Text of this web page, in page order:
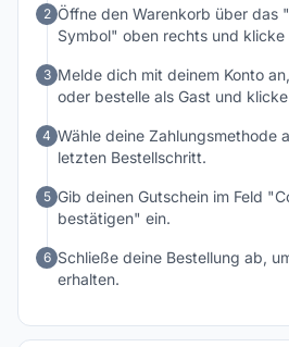
2 Öffne den Warenkorb über das
Symbol" oben rechts und klicke
3 Melde dich mit deinem Konto
oder bestelle als Gast und
4 Wähle deine Zahlungsmethode
letzten Bestellschritt.
5 Gib deinen Gutschein im Feld
bestätigen" ein.
6 Schließe deine Bestellung ab,
erhalten.